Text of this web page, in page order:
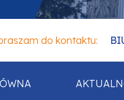
do kontaktu: